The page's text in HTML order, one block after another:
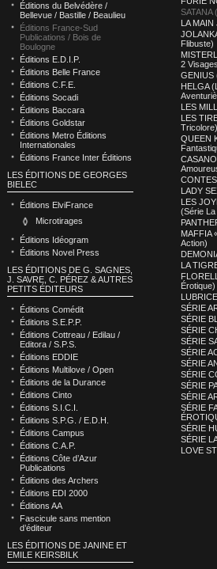
Éditions du Belvédère /
Bellevue / Bastille / Beaulieu
Éditions France-Sud
Publications / Bois de
Boulogne
Éditions E.D.I.P.
Éditions Belle France
Éditions C.F.E.
Éditions Socadi
Éditions Baccara
Éditions Goldstar
Éditions Metro Éditions
Internationales
Éditions France Inter Éditions
LES ÉDITIONS DE GEORGES
BIELEC
Éditions ElviFrance
Microtirages
Éditions Idéogram
Éditions Novel Press
LES ÉDITIONS DE G. SAGNES,
J. SAVRE, C. PÉREZ & AUTRES
PETITS ÉDITEURS
Éditions Comédit
Éditions S.E.P.P.
Éditions Cottreau / Edilau /
Editora / S.P.S.
Éditions EDDIE
Éditions Multilove / Open
Éditions de la Durance
Éditions Cinto
Éditions S.I.C.I.
Éditions S.P.G. / E.D.H.
Éditions Campus
Éditions C.A.P.
Éditions Côte d’Azur
Publications
Éditions des Archers
Éditions EDI 2000
Éditions AA
Fascicule sans mention
d’éditeur
LES ÉDITIONS DE JANINE ET
EMILE KEIRSBILK
SATANA
LA MAIN
Flibuste)
2
GENIUS
HELGA
LES
LES
Tricolore)
QUEEN
LADY
LES
(Série La
MAFFIA
Action)
LA
Érotique)
SÉRIE
SÉRIE
SÉRIE
SÉRIE
SÉRIE
SÉRIE
SÉRIE
SÉRIE
SÉRIE
SÉRIE
SÉRIE
SÉRIE
LOVE